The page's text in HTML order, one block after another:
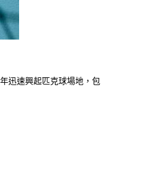
迅速興起匹克球場地，包